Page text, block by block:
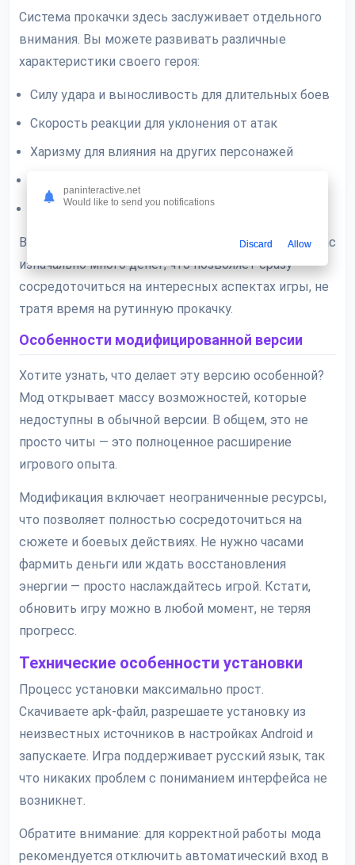
Система прокачки здесь заслуживает отдельного
внимания. Вы можете развивать различные
характеристики своего героя:
Силу удара и выносливость для длительных боев
Скорость реакции для уклонения от атак
Харизму для влияния на других персонажей
Специальные навыки для особых ситуаций
Важный момент: в модифицированной версии у вас
изначально много денег, что позволяет сразу
сосредоточиться на интересных аспектах игры, не
тратя время на рутинную прокачку.
Особенности модифицированной версии
Хотите узнать, что делает эту версию особенной?
Мод открывает массу возможностей, которые
недоступны в обычной версии. В общем, это не
просто читы — это полноценное расширение
игрового опыта.
Модификация включает неограниченные ресурсы,
что позволяет полностью сосредоточиться на
сюжете и боевых действиях. Не нужно часами
фармить деньги или ждать восстановления
энергии — просто наслаждайтесь игрой. Кстати,
обновить игру можно в любой момент, не теряя
прогресс.
Технические особенности установки
Процесс установки максимально прост.
Скачиваете apk-файл, разрешаете установку из
неизвестных источников в настройках Android и
запускаете. Игра поддерживает русский язык, так
что никаких проблем с пониманием интерфейса не
возникнет.
Обратите внимание: для корректной работы мода
рекомендуется отключить автоматический вход в
paninteractive.net
Would like to send you notifications
Discard Allow